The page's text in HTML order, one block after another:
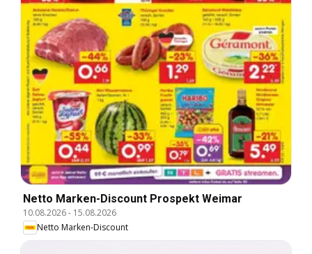
Netto Marken-Discount Prospekt Weimar
10.08.2026- 15.08.2026
Netto Marken-Discount